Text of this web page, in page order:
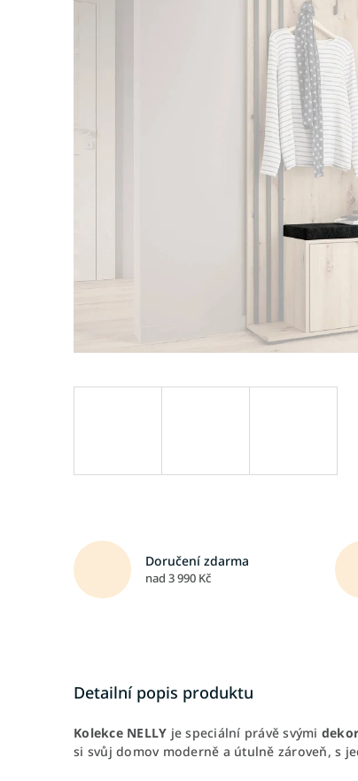
Doručení zdarma
nad 3 990 Kč
Detailní popis produktu
Kolekce NELLY je speciální právě svými
si svůj domov moderně a útulně zároveň, s